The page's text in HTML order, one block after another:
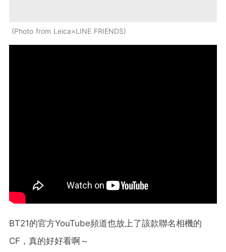
Photo from Leica×LINE FRIENDS
BT21的官方YouTube頻道也放上了該款聯名相機的
CF，真的好好看啊～